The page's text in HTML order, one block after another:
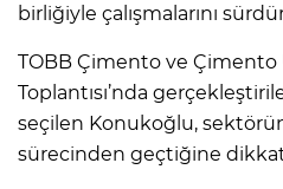
birliğiyle çalışmalarını
TOBB Çimento ve Çimento
Toplantısı’nda
seçilen Konukoğlu,
sürecinden geçtiğine